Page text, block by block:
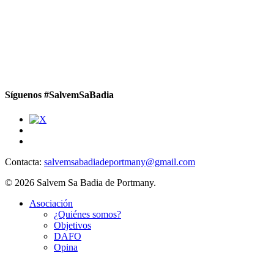
Síguenos #SalvemSaBadia
Contacta: salvemsabadiadeportmany@gmail.com
© 2026 Salvem Sa Badia de Portmany.
Close
Asociación
¿Quiénes somos?
Objetivos
DAFO
Opina